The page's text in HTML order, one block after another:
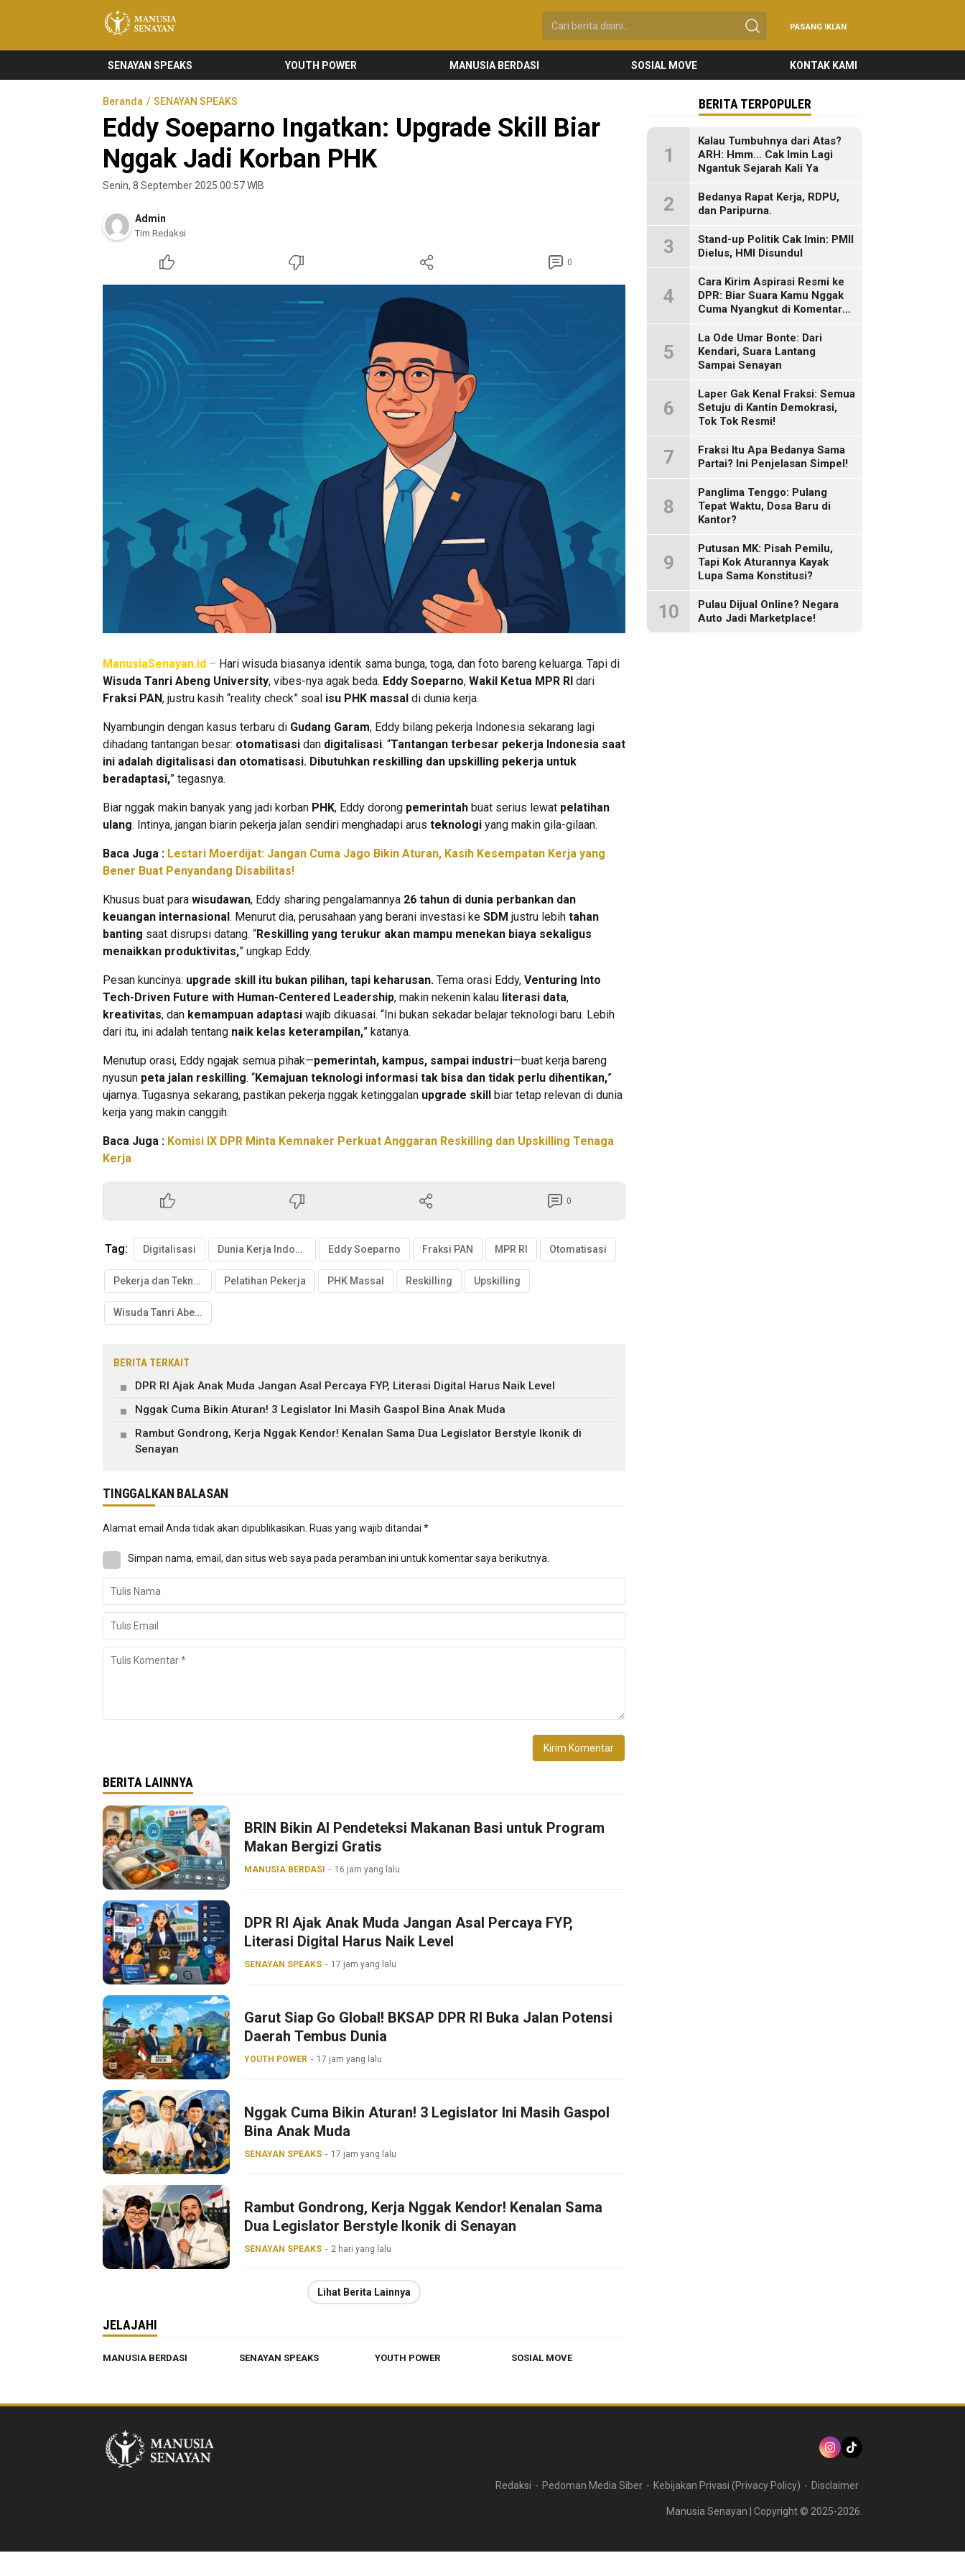
Manusia Senayan
Manusia Bicara, Senayan Bersuara
PASANG IKLAN
SENAYAN SPEAKS YOUTH POWER MANUSIA BERDASI SOSIAL MOVE KONTAK KAMI
Beranda SENAYAN SPEAKS
Eddy Soeparno Ingatkan: Upgrade Skill Biar
Nggak Jadi Korban PHK
Senin, 8 September 2025 00:57 WIB
Admin
Tim Redaksi
0
ManusiaSenayan.id – Hari wisuda biasanya identik sama bunga, toga, dan foto bareng keluarga. Tapi di
Wisuda Tanri Abeng University, vibes-nya agak beda. Eddy Soeparno, Wakil Ketua MPR RI dari
Fraksi PAN, justru kasih “reality check” soal isu PHK massal di dunia kerja.
Nyambungin dengan kasus terbaru di Gudang Garam, Eddy bilang pekerja Indonesia sekarang lagi
dihadang tantangan besar: otomatisasi dan digitalisasi. “Tantangan terbesar pekerja Indonesia saat
ini adalah digitalisasi dan otomatisasi. Dibutuhkan reskilling dan upskilling pekerja untuk
beradaptasi,” tegasnya.
Biar nggak makin banyak yang jadi korban PHK, Eddy dorong pemerintah buat serius lewat pelatihan
ulang. Intinya, jangan biarin pekerja jalan sendiri menghadapi arus teknologi yang makin gila-gilaan.
Baca Juga : Lestari Moerdijat: Jangan Cuma Jago Bikin Aturan, Kasih Kesempatan Kerja yang
Bener Buat Penyandang Disabilitas!
Khusus buat para wisudawan, Eddy sharing pengalamannya 26 tahun di dunia perbankan dan
keuangan internasional . Menurut dia, perusahaan yang berani investasi ke SDM justru lebih tahan
banting saat disrupsi datang. “Reskilling yang terukur akan mampu menekan biaya sekaligus
menaikkan produktivitas,” ungkap Eddy.
Pesan kuncinya: upgrade skill itu bukan pilihan, tapi keharusan. Tema orasi Eddy, Venturing Into
Tech-Driven Future with Human-Centered Leadership, makin nekenin kalau literasi data,
kreativitas, dan kemampuan adaptasi wajib dikuasai. “Ini bukan sekadar belajar teknologi baru. Lebih
dari itu, ini adalah tentang naik kelas keterampilan,” katanya.
Menutup orasi, Eddy ngajak semua pihak—pemerintah, kampus, sampai industri—buat kerja bareng
nyusun peta jalan reskilling. “Kemajuan teknologi informasi tak bisa dan tidak perlu dihentikan,”
ujarnya. Tugasnya sekarang, pastikan pekerja nggak ketinggalan upgrade skill
biar tetap relevan di dunia
kerja yang makin canggih.
Baca Juga : Komisi IX DPR Minta Kemnaker Perkuat Anggaran Reskilling dan Upskilling Tenaga
Kerja
0
Tag: Digitalisasi Dunia Kerja Indonesia Eddy Soeparno Fraksi PAN MPR RI Otomatisasi
Pekerja dan Teknologi Pelatihan Pekerja PHK Massal Reskilling Upskilling
Wisuda Tanri Abeng University
BERITA TERKAIT
DPR RI Ajak Anak Muda Jangan Asal Percaya FYP, Literasi Digital Harus Naik Level
Nggak Cuma Bikin Aturan! 3 Legislator Ini Masih Gaspol Bina Anak Muda
Rambut Gondrong, Kerja Nggak Kendor! Kenalan Sama Dua Legislator Berstyle Ikonik di
Senayan
TINGGALKAN BALASAN
Alamat email Anda tidak akan dipublikasikan. Ruas yang wajib ditandai *
Simpan nama, email, dan situs web saya pada peramban ini untuk komentar saya berikutnya.
BERITA LAINNYA
BRIN Bikin AI Pendeteksi Makanan Basi untuk Program
Makan Bergizi Gratis
MANUSIA BERDASI 16 jam yang lalu
DPR RI Ajak Anak Muda Jangan Asal Percaya FYP,
Literasi Digital Harus Naik Level
SENAYAN SPEAKS 17 jam yang lalu
Garut Siap Go Global! BKSAP DPR RI Buka Jalan Potensi
Daerah Tembus Dunia
YOUTH POWER 17 jam yang lalu
Nggak Cuma Bikin Aturan! 3 Legislator Ini Masih Gaspol
Bina Anak Muda
SENAYAN SPEAKS 17 jam yang lalu
Rambut Gondrong, Kerja Nggak Kendor! Kenalan Sama
Dua Legislator Berstyle Ikonik di Senayan
SENAYAN SPEAKS 2 hari yang lalu
Lihat Berita Lainnya
JELAJAHI
MANUSIA BERDASI SENAYAN SPEAKS YOUTH POWER SOSIAL MOVE
BERITA TERPOPULER
1
Kalau Tumbuhnya dari Atas?
ARH: Hmm… Cak Imin Lagi
Ngantuk Sejarah Kali Ya
2
Bedanya Rapat Kerja, RDPU,
dan Paripurna.
3
Stand-up Politik Cak Imin: PMII
Dielus, HMI Disundul
4
Cara Kirim Aspirasi Resmi ke
DPR: Biar Suara Kamu Nggak
Cuma Nyangkut di Komentar
5
La Ode Umar Bonte: Dari
Kendari, Suara Lantang
Sampai Senayan
6
Laper Gak Kenal Fraksi: Semua
Setuju di Kantin Demokrasi,
Tok Tok Resmi!
7
Fraksi Itu Apa Bedanya Sama
Partai? Ini Penjelasan Simpel!
8
Panglima Tenggo: Pulang
Tepat Waktu, Dosa Baru di
Kantor?
9
Putusan MK: Pisah Pemilu,
Tapi Kok Aturannya Kayak
Lupa Sama Konstitusi?
10
Pulau Dijual Online? Negara
Auto Jadi Marketplace!
Redaksi Pedoman Media Siber Kebijakan Privasi (Privacy Policy) Disclaimer
Manusia Senayan | Copyright © 2025-2026.